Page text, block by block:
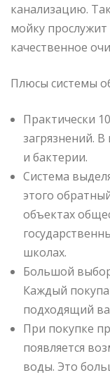
канализацию.
мойку
качественное
Плюсы системы
Практически
загрязнений.
и бактерии.
Система
этого
объектах
школах.
Большой
Каждый
подходящий
При покупке
появляется
воды. Это